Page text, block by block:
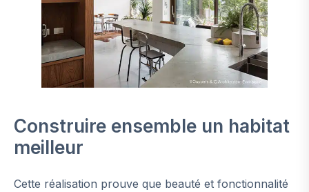
Construire ensemble un habitat
meilleur
Cette réalisation prouve que beauté et fonctionnalité